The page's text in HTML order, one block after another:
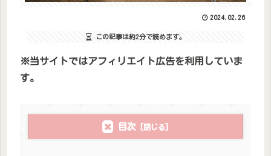
2024.02.26
この記事は約2分で読めます。
※当サイトではアフィリエイト広告を利用していま
す。
目次